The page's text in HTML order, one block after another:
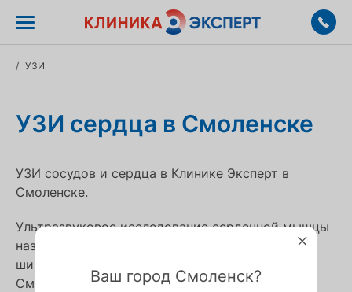
/ УЗИ
УЗИ сердца в Смоленске
УЗИ сосудов и сердца в Клинике Эксперт в
Смоленске.
Ультразвуковое исследование сердечной мышцы
называется эхокардиография. Эта процедура
широко практикуется в Клинике Эксперт в
Смоленске и заключается в том, что врач-
Ваш город Смоленск?